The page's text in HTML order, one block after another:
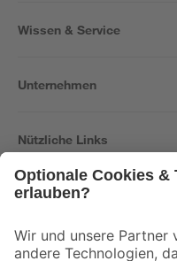
Wissen & Service
Unternehmen
Nützliche Links
Der toom Newsletter: Keine